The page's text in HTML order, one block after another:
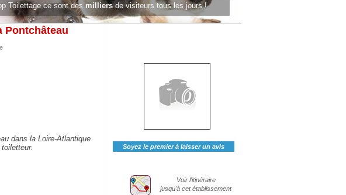
Toilettage ce sont des milliers de visiteurs tous les jours !
Pontchâteau
dans la Loire-Atlantique
Soyez le premier à laisser un avis
Voir l'itinéraire
jusqu'à cet établissement